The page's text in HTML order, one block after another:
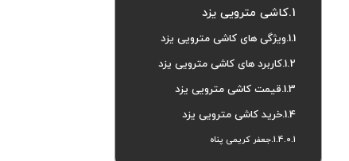
کاشی مترویی یزد
ویژگی های کاشی مترویی یزد
کاربرد های کاشی مترویی یزد
قیمت کاشی مترویی یزد
خرید کاشی مترویی یزد
جعفر کریمی پناه